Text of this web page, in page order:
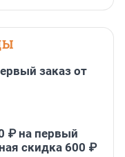
заказ от
₽ на первый
скидка 600 ₽